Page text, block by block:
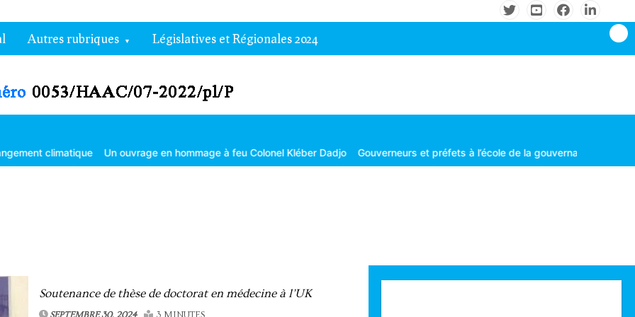
Autres rubriques Législatives et Régionales 2024
Un ouvrage en hommage à feu Colonel Kléber Dadjo Gouverneurs et préfets à l’école de la gouvernance territoriale
Soutenance de thèse de doctorat en médecine à l’UK